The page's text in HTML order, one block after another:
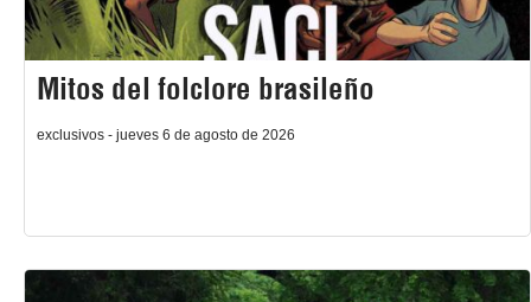
Mitos del folclore brasileño
exclusivos - jueves 6 de agosto de 2026